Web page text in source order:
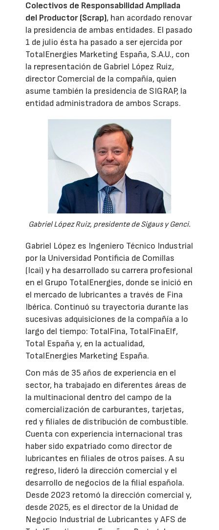
Colectivos de Responsabilidad Ampliada
del Productor (Scrap), han acordado renovar
la presidencia de ambas entidades. El pasado
1 de julio ésta ha pasado a ser ejercida por
TotalEnergies Marketing España, S.A.U., con
la representación de Gabriel López Ruiz,
director Comercial de la compañía, quien
asume también la presidencia de SIGRAP, la
entidad administradora de ambos Scraps.
Gabriel López Ruiz, presidente de Sigaus y Genci.
Gabriel López es Ingeniero Técnico Industrial
por la Universidad Pontificia de Comillas
(Icai) y ha desarrollado su carrera profesional
en el Grupo TotalEnergies, donde se inició en
el mercado de lubricantes a través de Fina
Ibérica. Continuó su trayectoria durante las
sucesivas adquisiciones de la compañía a lo
largo del tiempo: TotalFina, TotalFinaElf,
Total España y, en la actualidad,
TotalEnergies Marketing España.
Con más de 35 años de experiencia en el
sector, ha trabajado en diferentes áreas de
la multinacional dentro del campo de la
comercialización de carburantes, tarjetas,
red y filiales de distribución de combustible.
Cuenta con experiencia internacional tras
haber sido expatriado como director de
lubricantes en filiales de otros países. A su
regreso, lideró la dirección comercial y el
desarrollo de negocios de la filial española.
Desde 2023 retomó la dirección comercial y,
desde 2025, es el director de la Unidad de
Negocio Industrial de Lubricantes y AFS de